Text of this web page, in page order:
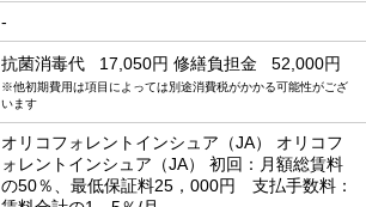
-
抗菌消毒代 17,050円 修繕負担金 52,000円
※他初期費用は項目によっては別途消費税がかかる可能性がござ
います
オリコフォレントインシュア（JA） オリコフ
ォレントインシュア（JA） 初回：月額総賃料
の50％、最低保証料25，000円 支払手数料：